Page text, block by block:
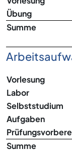
Übung
Summe
Vorlesung
Labor
Selbststudium
Aufgaben
Summe